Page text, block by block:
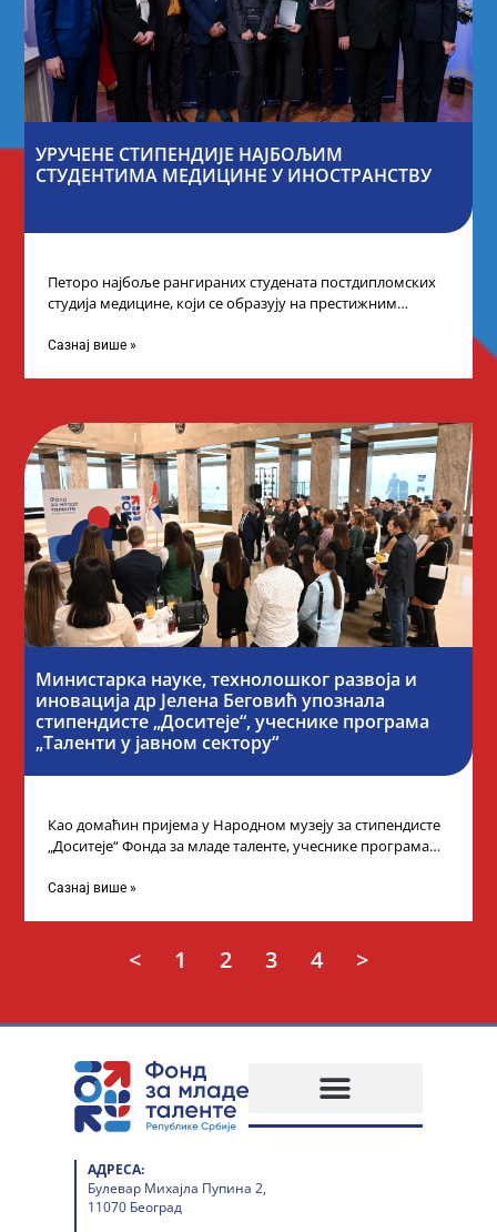
УРУЧЕНЕ СТИПЕНДИЈЕ НАЈБОЉИМ
СТУДЕНТИМА МЕДИЦИНЕ У ИНОСТРАНСТВУ
Петоро најбоље рангираних студената постдипломских
студија медицине, који се образују на престижним
стипендије од
Сазнај више »
Министарка науке, технолошког развоја и
иновација др Јелена Беговић упознала
стипендисте „Доситеје“, учеснике програма
„Таленти у јавном сектору“
Као домаћин пријема у Народном музеју за стипендисте
„Доситеје“ Фонда за младе таленте, учеснике програма
Сазнај више »
< 1 2 3 4 >
АДРЕСА:
Булевар Михајла Пупина 2,
11070 Београд